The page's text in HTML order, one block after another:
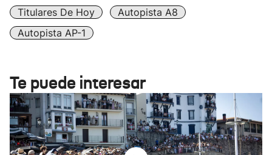
Titulares De Hoy
Autopista A8
Autopista AP-1
Te puede interesar